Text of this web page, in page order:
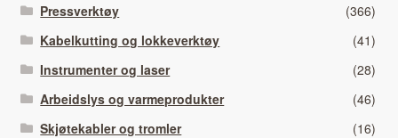
Pressverktøy
(366)
Kabelkutting og lokkeverktøy
(41)
Instrumenter og laser
(28)
Arbeidslys og varmeprodukter
(46)
Skjøtekabler og tromler
(16)